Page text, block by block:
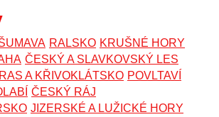
RALSKO KRUŠNÉ HORY
ČESKÝ A SLAVKOVSKÝ LES
A KŘIVOKLÁTSKO POVLTAVÍ
ČESKÝ RÁJ
JIZERSKÉ A LUŽICKÉ HORY